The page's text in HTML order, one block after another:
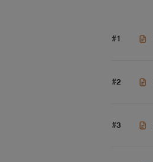
#1
#2
#3